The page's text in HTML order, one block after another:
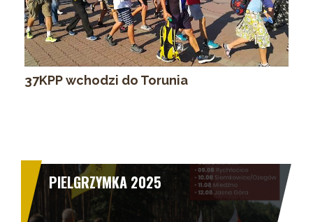
37KPP wchodzi do Torunia
PIELGRZYMKA 2025